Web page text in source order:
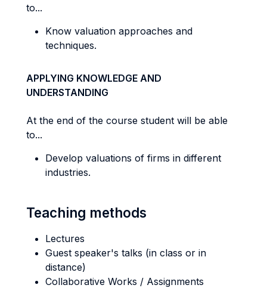
to...
Know valuation approaches and
techniques.
APPLYING KNOWLEDGE AND
UNDERSTANDING
At the end of the course student will be able
to...
Develop valuations of firms in different
industries.
Teaching methods
Lectures
Guest speaker's talks (in class or in
distance)
Collaborative Works / Assignments